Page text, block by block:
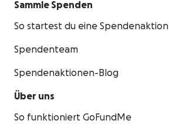
Sammle Spenden
So startest du eine Spendenaktion
Spendenteam
Spendenaktionen-Blog
Über uns
So funktioniert GoFundMe